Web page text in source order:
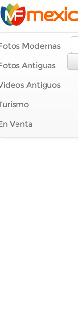
Modernas
Antiguas
Antiguos
Venta